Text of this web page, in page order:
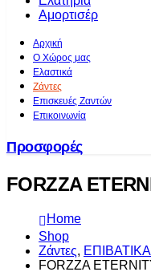
Αμορτισέρ
Αρχική
Ο Χώρος μας
Ελαστικά
Ζάντες
Επισκευές Ζαντών
Επικοινωνία
Προσφορές
FORZZA
Home
Shop
Ζάντες, ΕΠΙΒΑΤΙΚΑ
FORZZA